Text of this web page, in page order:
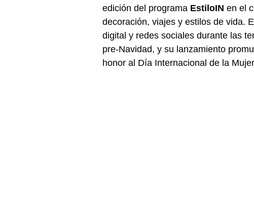
edición del programa EstiloIN en el
decoración, viajes y estilos de vida.
digital y redes sociales durante las
pre-Navidad, y su lanzamiento
honor al Día Internacional de la